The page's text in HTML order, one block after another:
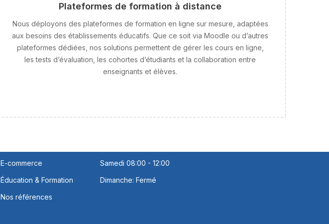
Plateformes de formation à distance
Nous déployons des plateformes de formation en ligne sur mesure, adaptées
aux besoins des établissements éducatifs. Que ce soit via Moodle ou d’autres
plateformes dédiées, nos solutions permettent de gérer les cours en ligne,
les tests d’évaluation, les cohortes d’étudiants et la collaboration entre
enseignants et élèves.
E-commerce
Éducation & Formation
Nos références
Samedi 08:00 - 12:00
Dimanche: Fermé